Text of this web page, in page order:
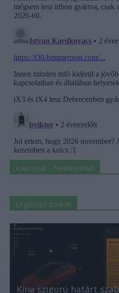
Kapcsolat - Médiaajánlat
Legutolsó postok
Kína szigorú határt